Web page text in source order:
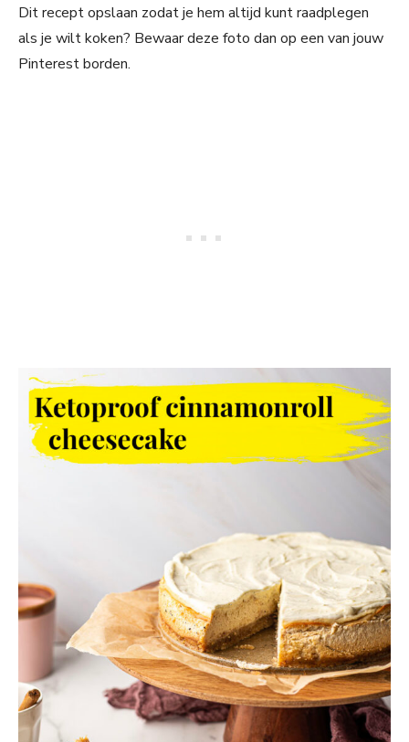
Dit recept opslaan zodat je hem altijd kunt raadplegen
als je wilt koken? Bewaar deze foto dan op een van jouw
Pinterest borden.